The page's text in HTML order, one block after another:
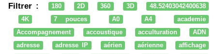
Filtrer : 180 2D 360 3D
48.52403042400638
4K
7 pouces A0 A4
academie
Accompagnement
accoustique acculturation
ADN
adresse
adresse IP aérien aérienne
affichage